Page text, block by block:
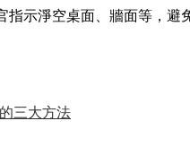
示淨空桌面、牆面等，避
三大方法